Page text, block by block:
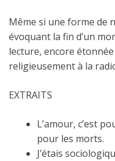
Même si une forme de
évoquant la fin d’un
lecture, encore
religieusement à la
EXTRAITS
L’amour, c’est
pour les morts.
J’étais